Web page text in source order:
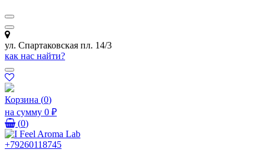
ул. Спартаковская пл. 14/3
как нас найти?
Корзина (0)
на сумму 0 ₽
(0)
+79260118745